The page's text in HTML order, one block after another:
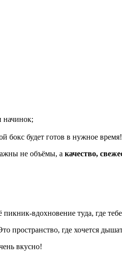
начинок;
бокс будет готов в нужное время!
не объёмы, а качество,
вдохновение туда, где
пространство, где хочется
вкусно!